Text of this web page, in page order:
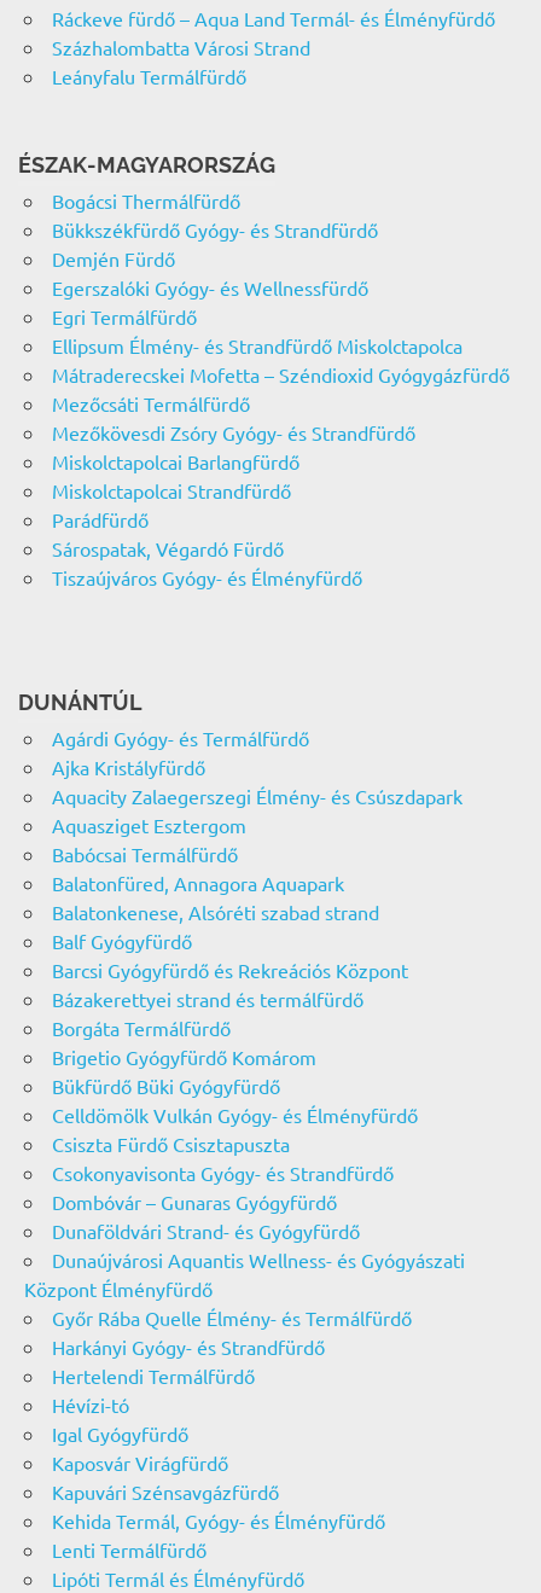
Ráckeve fürdő – Aqua Land Termál- és Élményfürdő
Százhalombatta Városi Strand
Leányfalu Termálfürdő
ÉSZAK-MAGYARORSZÁG
Bogácsi Thermálfürdő
Bükkszékfürdő Gyógy- és Strandfürdő
Demjén Fürdő
Egerszalóki Gyógy- és Wellnessfürdő
Egri Termálfürdő
Ellipsum Élmény- és Strandfürdő Miskolctapolca
Mátraderecskei Mofetta – Széndioxid Gyógygázfürdő
Mezőcsáti Termálfürdő
Mezőkövesdi Zsóry Gyógy- és Strandfürdő
Miskolctapolcai Barlangfürdő
Miskolctapolcai Strandfürdő
Parádfürdő
Sárospatak, Végardó Fürdő
Tiszaújváros Gyógy- és Élményfürdő
DUNÁNTÚL
Agárdi Gyógy- és Termálfürdő
Ajka Kristályfürdő
Aquacity Zalaegerszegi Élmény- és Csúszdapark
Aquasziget Esztergom
Babócsai Termálfürdő
Balatonfüred, Annagora Aquapark
Balatonkenese, Alsóréti szabad strand
Balf Gyógyfürdő
Barcsi Gyógyfürdő és Rekreációs Központ
Bázakerettyei strand és termálfürdő
Borgáta Termálfürdő
Brigetio Gyógyfürdő Komárom
Bükfürdő Büki Gyógyfürdő
Celldömölk Vulkán Gyógy- és Élményfürdő
Csiszta Fürdő Csisztapuszta
Csokonyavisonta Gyógy- és Strandfürdő
Dombóvár – Gunaras Gyógyfürdő
Dunaföldvári Strand- és Gyógyfürdő
Dunaújvárosi Aquantis Wellness- és Gyógyászati
Központ Élményfürdő
Győr Rába Quelle Élmény- és Termálfürdő
Harkányi Gyógy- és Strandfürdő
Hertelendi Termálfürdő
Hévízi-tó
Igal Gyógyfürdő
Kaposvár Virágfürdő
Kapuvári Szénsavgázfürdő
Kehida Termál, Gyógy- és Élményfürdő
Lenti Termálfürdő
Lipóti Termál és Élményfürdő